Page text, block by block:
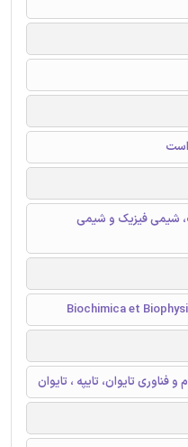
است
شیمی فیزیک و شیمی
تایوان، تایپه ، تایوان